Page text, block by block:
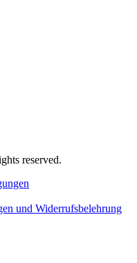
reserved.
und Widerrufsbelehrung